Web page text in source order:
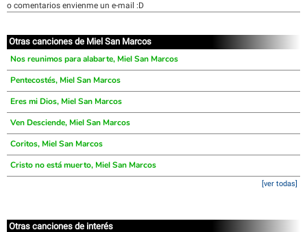
o comentarios envienme un e-mail :D
Otras canciones de Miel San Marcos
Nos reunimos para alabarte, Miel San Marcos
Pentecostés, Miel San Marcos
Eres mi Dios, Miel San Marcos
Ven Desciende, Miel San Marcos
Coritos, Miel San Marcos
Cristo no está muerto, Miel San Marcos
[ver todas]
Otras canciones de interés